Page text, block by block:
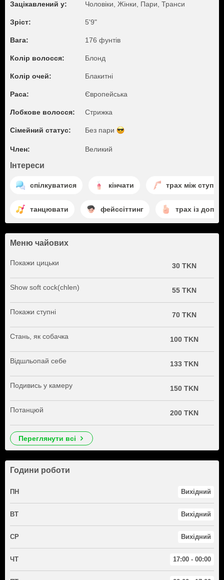
Зацікавлений у: Чоловіки, Жiнки, Пари, Транси
Зріст: 5'9"
Вага: 176 фунтів
Колір волосся: Блонд
Колір очей: Блакитні
Раса: Європейська
Лобкове волосся: Стрижка
Сімейний статус: Без пари
Член: Великий
Інтереси
спілкуватися кінчати трах між
танцювати фейссіттинг трах із
Меню чайових
Покажи цицьки 30 TKN
Show soft cock(chlen) 55 TKN
Покажи ступні 70 TKN
Стань, як собачка 100 TKN
Відшльопай себе 133 TKN
Подивись у камеру 150 TKN
Потанцюй 200 TKN
переглянути всі
Години роботи
ПН Вихідний
ВТ Вихідний
СР Вихідний
ЧТ 17:00 - 00:00